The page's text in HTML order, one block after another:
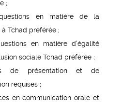
;
en matière de la
Tchad préférée ;
en matière d’égalité
sociale Tchad préférée ;
de présentation et de
requises ;
en communication orale et